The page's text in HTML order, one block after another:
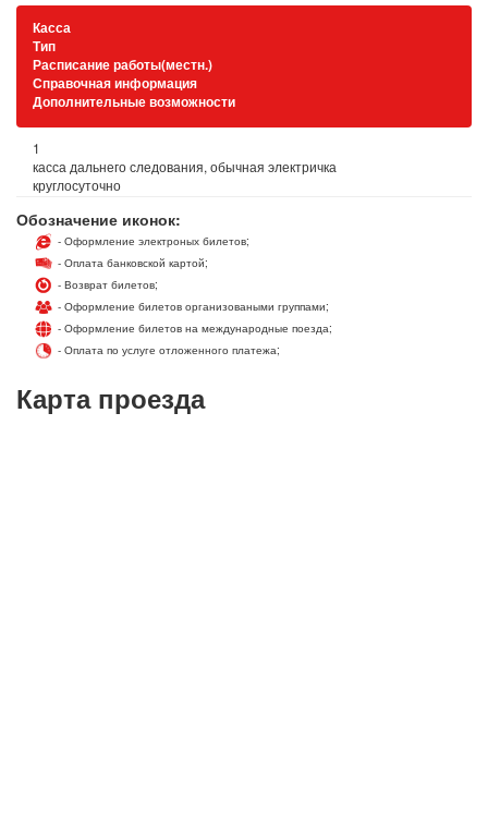
Касса
Тип
Расписание работы(местн.)
Справочная информация
Дополнительные возможности
1
касса дальнего следования, обычная электричка
круглосуточно
Обозначение иконок:
- Оформление электроных билетов;
- Оплата банковской картой;
- Возврат билетов;
- Оформление билетов организоваными группами;
- Оформление билетов на международные поезда;
- Оплата по услуге отложенного платежа;
Карта проезда